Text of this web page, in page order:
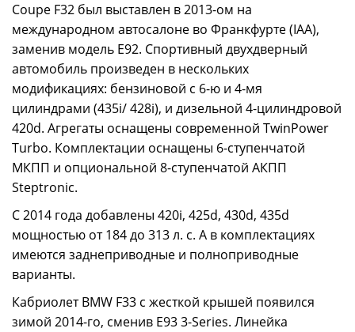
Coupe F32 был выставлен в 2013-ом на
международном автосалоне во Франкфурте (IAA),
заменив модель E92. Спортивный двухдверный
автомобиль произведен в нескольких
модификациях: бензиновой с 6-ю и 4-мя
цилиндрами (435i/ 428i), и дизельной 4-цилиндровой
420d. Агрегаты оснащены современной TwinPower
Turbo. Комплектации оснащены 6-ступенчатой
МКПП и опциональной 8-ступенчатой АКПП
Steptronic.
С 2014 года добавлены 420i, 425d, 430d, 435d
мощностью от 184 до 313 л. с. А в комплектациях
имеются заднеприводные и полноприводные
варианты.
Кабриолет BMW F33 с жесткой крышей появился
зимой 2014-го, сменив E93 3-Series. Линейка